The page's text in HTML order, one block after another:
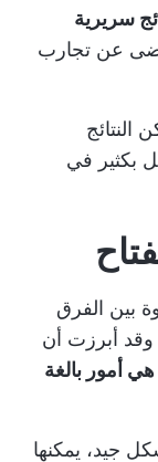
سريرية
عن تجارب
النتائج
بكثير في
بين الفرق
وقد أبرزت أن
هي أمور بالغة
جيد، يمكنها